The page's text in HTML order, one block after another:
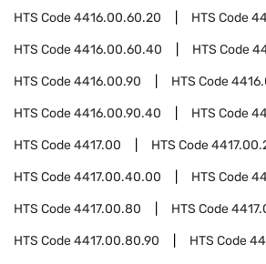
HTS Code4416.00.60.20 HTS Code
HTS Code4416.00.60.40 HTS Code
HTS Code4416.00.90 HTS Code
HTS Code4416.00.90.40 HTS Code
HTS Code4417.00 HTS Code
HTS Code4417.00.40.00 HTS Code
HTS Code4417.00.80 HTS Code
HTS Code4417.00.80.90 HTS Code